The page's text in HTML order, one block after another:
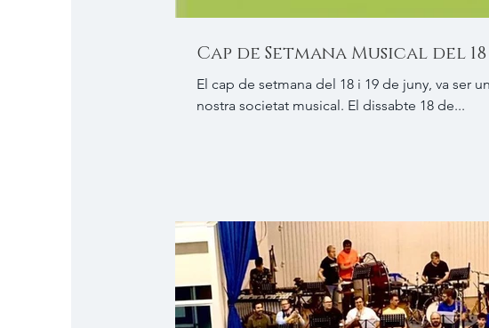
Cap de Setmana Musical del
El cap de setmana del 18 i 19 de juny, va ser
nostra societat musical. El dissabte 18 de...